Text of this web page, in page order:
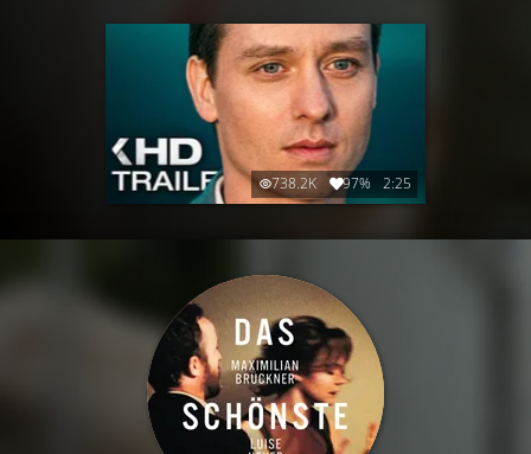
738.2K 97% 2:25